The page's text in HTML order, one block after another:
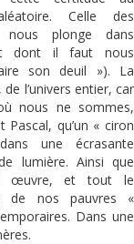
Celle des
plonge dans
dont il faut nous
son deuil »). La
l’univers entier, car
nous ne sommes,
Pascal, qu’un « ciron
une écrasante
lumière. Ainsi que
œuvre, et tout le
de nos pauvres «
Dans une